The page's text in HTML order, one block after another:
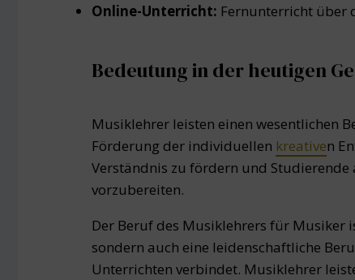
Online-Unterricht: Fernunterricht über
Bedeutung in der heutigen
Musiklehrer leisten einen wesentlichen
Förderung der individuellen kreativen
Verständnis zu fördern und
vorzubereiten.
Der Beruf des Musiklehrers für Musiker
sondern auch eine leidenschaftliche
Unterrichten verbindet. Musiklehrer